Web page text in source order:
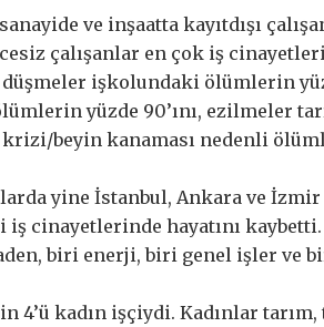
ve inşaatta kayıtdışı
çalışanlar en çok iş
işkolundaki ölümlerin
yüzde 90’ını, ezilmeler
beyin kanaması nedenli
yine İstanbul, Ankara ve
iş cinayetlerinde hayatını
biri enerji, biri genel işler ve
4’ü kadın işçiydi. Kadınlar